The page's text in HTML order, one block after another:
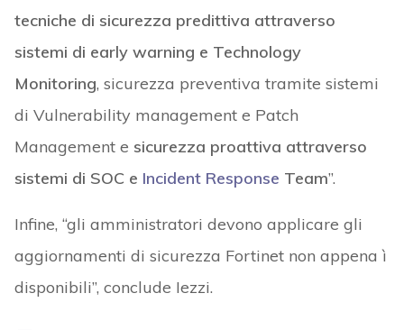
tecniche di sicurezza predittiva attraverso
sistemi di early warning e Technology
Monitoring, sicurezza preventiva tramite sistemi
di Vulnerability management e Patch
Management e sicurezza proattiva attraverso
sistemi di SOC e Incident Response Team”.
Infine, “gli amministratori devono applicare gli
aggiornamenti di sicurezza Fortinet non appena ì
disponibili”, conclude Iezzi.